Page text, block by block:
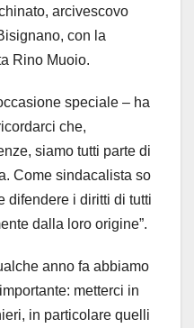
arcivescovo
con la
Rino Muoio.
speciale – ha
che,
siamo tutti parte di
Come sindacalista so
difendere i diritti di tutti
dalla loro origine”.
anno fa abbiamo
metterci in
in particolare quelli